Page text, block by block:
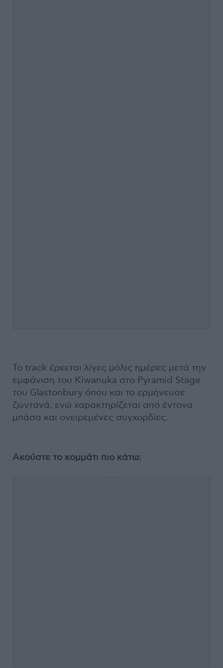
Το track έρχεται λίγες μόλις ημέρες μετά την
εμφάνιση του Kiwanuka στο Pyramid Stage
του Glastonbury όπου και το ερμήνευσε
ζωντανά, ενώ χαρακτηρίζεται από έντονα
μπάσα και ονειρεμένες συγχορδίες.
Ακούστε το κομμάτι πιο κάτω: